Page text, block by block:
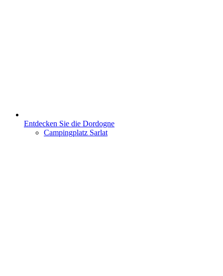
Entdecken Sie die Dordogne
Campingplatz Sarlat